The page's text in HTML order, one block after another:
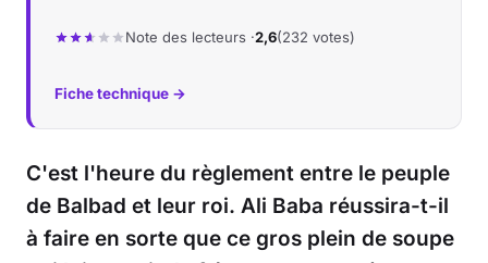
Note des lecteurs ·2,6(232 votes)
Fiche technique →
C'est l'heure du règlement entre le peuple
de Balbad et leur roi. Ali Baba réussira-t-il
à faire en sorte que ce gros plein de soupe